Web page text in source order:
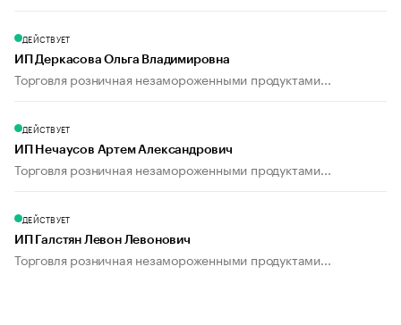
ДЕЙСТВУЕТ
ИП Деркасова Ольга Владимировна
Торговля розничная незамороженными продуктами...
ДЕЙСТВУЕТ
ИП Нечаусов Артем Александрович
Торговля розничная незамороженными продуктами...
ДЕЙСТВУЕТ
ИП Галстян Левон Левонович
Торговля розничная незамороженными продуктами...